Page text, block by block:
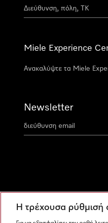
Miele Experience
Ανακαλύψτε τα Miele
Newsletter
Η τρέχουσα ρύθμισή